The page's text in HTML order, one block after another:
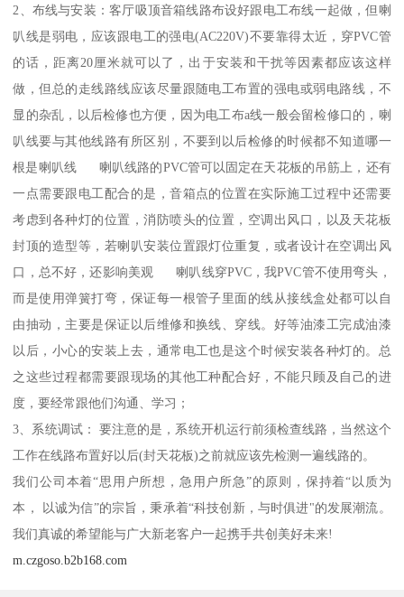
2、布线与安装：客厅吸顶音箱线路布设好跟电工布线一起做，但喇
叭线是弱电，应该跟电工的强电(AC220V)不要靠得太近，穿PVC管
的话，距离20厘米就可以了，出于安装和干扰等因素都应该这样
做，但总的走线路线应该尽量跟随电工布置的强电或弱电路线，不
显的杂乱，以后检修也方便，因为电工布a线一般会留检修口的，喇
叭线要与其他线路有所区别，不要到以后检修的时候都不知道哪一
根是喇叭线 喇叭线路的PVC管可以固定在天花板的吊筋上，还有
一点需要跟电工配合的是，音箱点的位置在实际施工过程中还需要
考虑到各种灯的位置，消防喷头的位置，空调出风口，以及天花板
封顶的造型等，若喇叭安装位置跟灯位重复，或者设计在空调出风
口，总不好，还影响美观 喇叭线穿PVC，我PVC管不使用弯头，
而是使用弹簧打弯，保证每一根管子里面的线从接线盒处都可以自
由抽动，主要是保证以后维修和换线、穿线。好等油漆工完成油漆
以后，小心的安装上去，通常电工也是这个时候安装各种灯的。总
之这些过程都需要跟现场的其他工种配合好，不能只顾及自己的进
度，要经常跟他们沟通、学习；
3、系统调试： 要注意的是，系统开机运行前须检查线路，当然这个
工作在线路布置好以后(封天花板)之前就应该先检测一遍线路的。
我们公司本着“思用户所想，急用户所急”的原则，保持着“以质为
本， 以诚为信”的宗旨，秉承着“科技创新，与时俱进"的发展潮流。
我们真诚的希望能与广大新老客户一起携手共创美好未来!
m.czgoso.b2b168.com